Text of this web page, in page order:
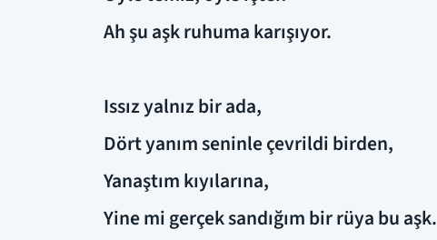
Ah şu aşk ruhuma karışıyor.
Issız yalnız bir ada,
Dört yanım seninle çevrildi birden,
Yanaştım kıyılarına,
Yine mi gerçek sandığım bir rüya bu aşk.